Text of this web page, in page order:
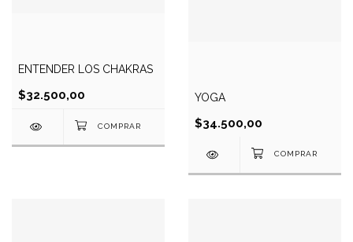
ENTENDER LOS CHAKRAS
$32.500,00 YOGA
$34.500,00